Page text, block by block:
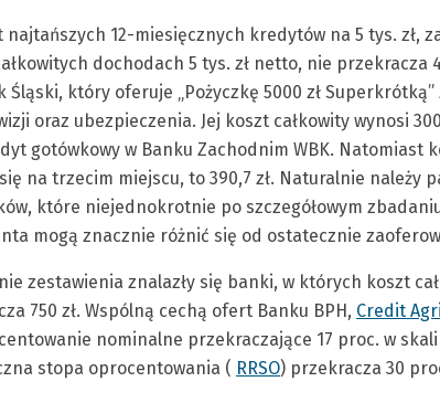
najtańszych 12-miesięcznych kredytów na 5 tys. zł,
dochodach 5 tys. zł netto, nie przekracza
Śląski, który oferuje „Pożyczkę 5000 zł
oraz ubezpieczenia. Jej koszt całkowity wynosi
gotówkowy w Banku Zachodnim WBK. Natomiast
na trzecim miejscu, to 390,7 zł. Naturalnie należy
które niejednokrotnie po szczegółowym
mogą znacznie różnić się od ostatecznie
zestawienia znalazły się banki, w których koszt
750 zł. Wspólną cechą ofert Banku BPH, Credit
nominalne przekraczające 17 proc. w
stopa oprocentowania ( RRSO) przekracza 30